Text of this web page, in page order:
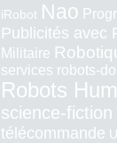
iRobot Nao
Publicités avec
Militaire
services robots-
Robots
science-fiction
télécommande